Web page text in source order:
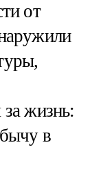
от
за жизнь:
в